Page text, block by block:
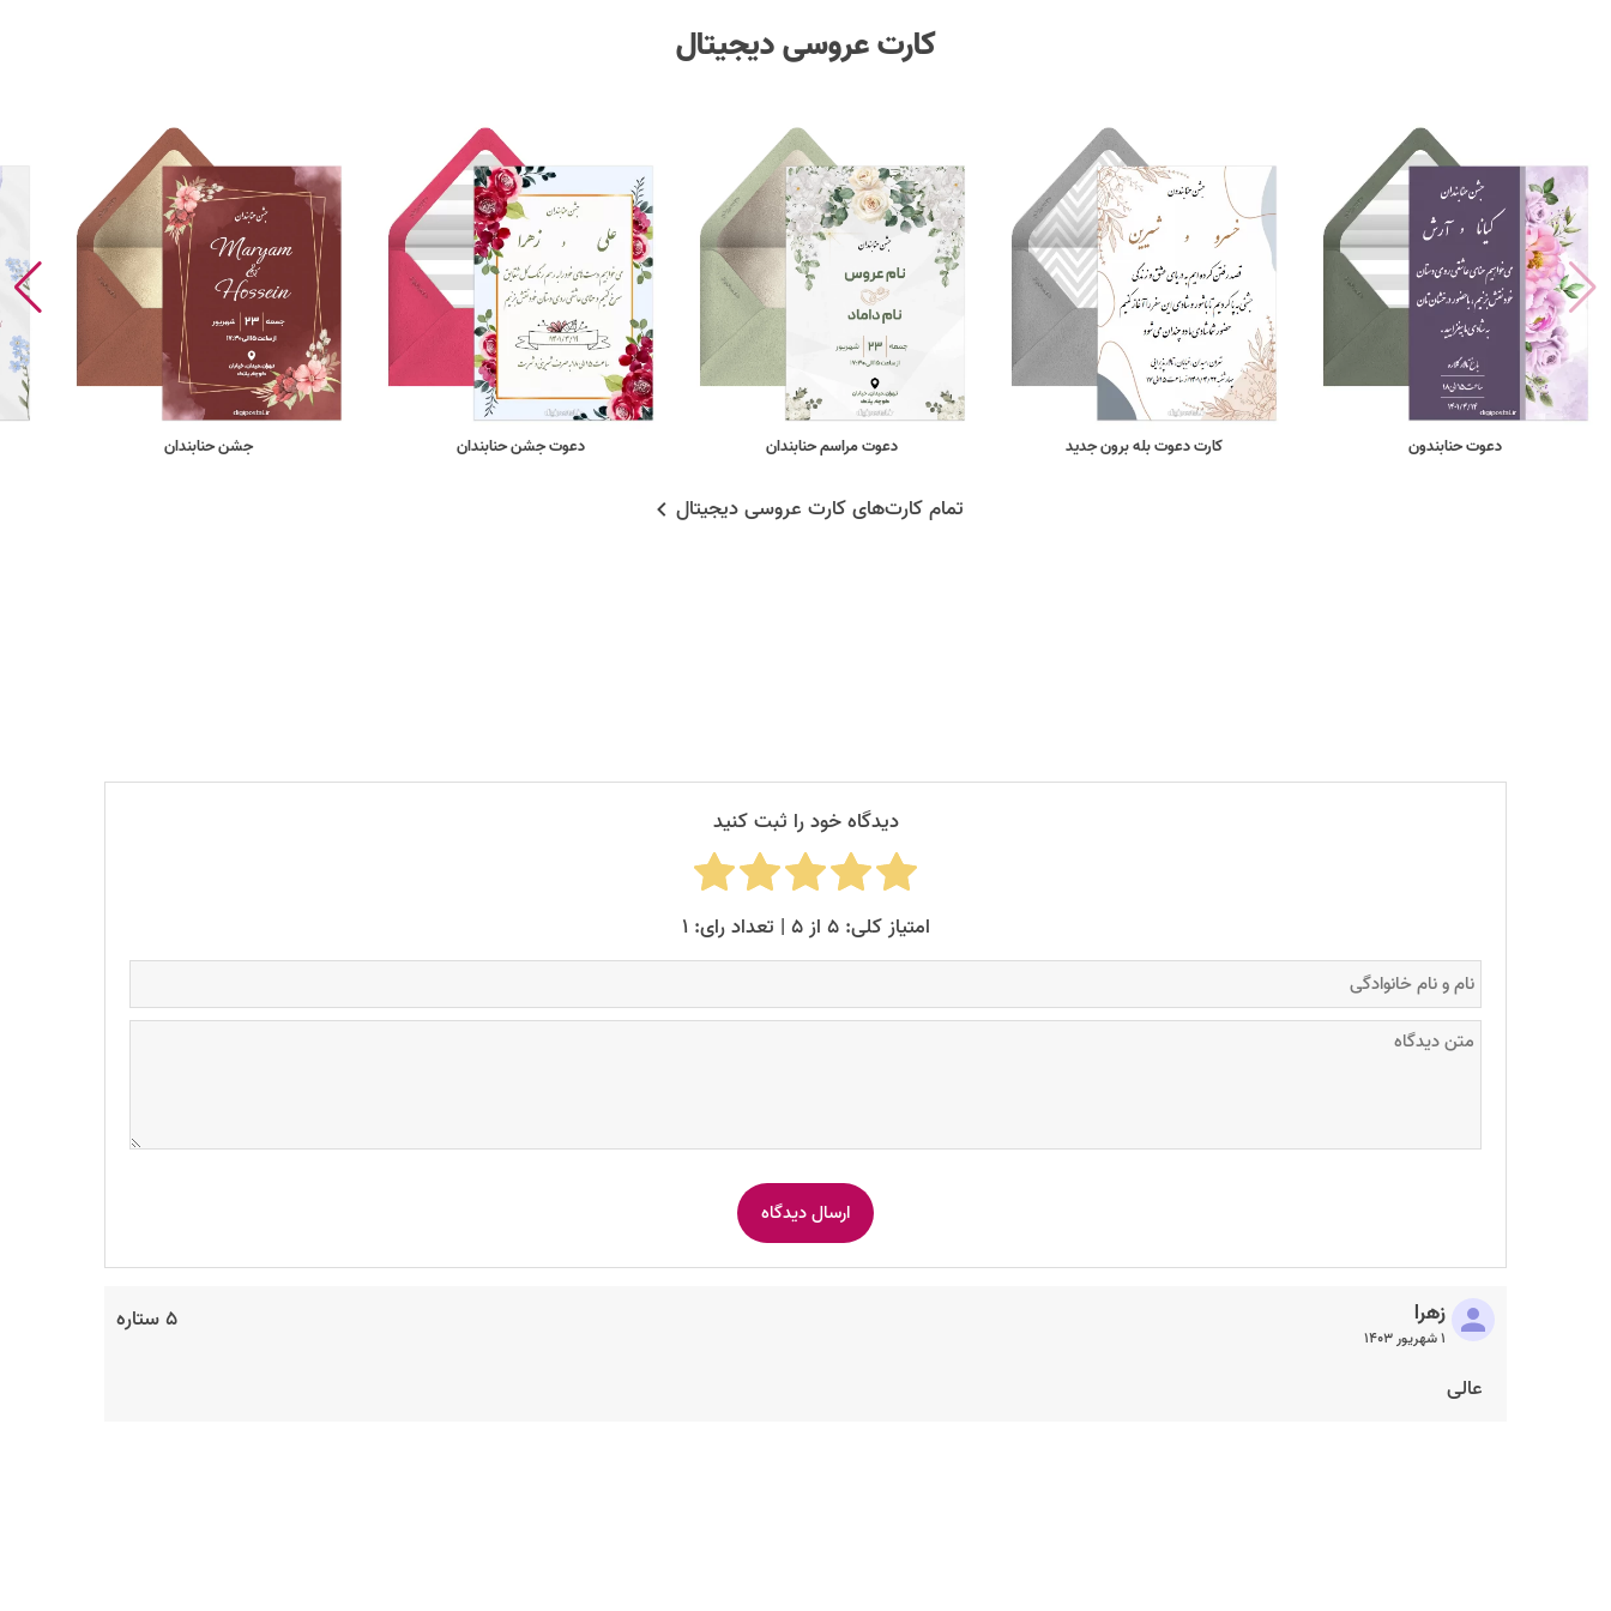
کارت عروسی دیجیتال
دعوت حنابندون کارت دعوت بله برون جدید دعوت مراسم حنابندان دعوت جشن حنابندان جشن حنابندان
تمام کارت‌های کارت عروسی دیجیتال
دیدگاه خود را ثبت کنید
امتیاز کلی: ۵ از ۵ | تعداد رای: ۱
۵ ستاره زهرا
۱ شهریور ۱۴۰۳
عالی